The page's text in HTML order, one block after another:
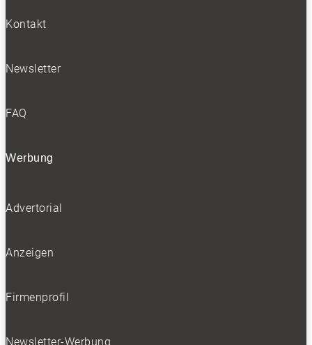
Kontakt
Newsletter
FAQ
Werbung
Advertorial
Anzeigen
Firmenprofil
Newsletter-Werbung